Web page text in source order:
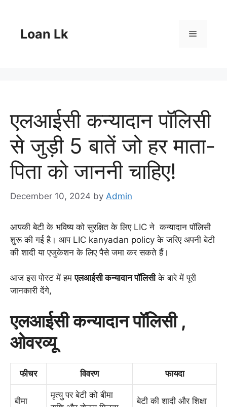
contentLoan Lk Menu
एलआईसी कन्यादान पॉलिसी
से जुड़ी 5 बातें जो हर माता-
पिता को जाननी चाहिए!
December 10, 2024 by Admin
आपकी बेटी के भविष्य को सुरक्षित के लिए LIC ने कन्यादान पॉलिसी
शुरू की गई है। आप LIC kanyadan policy के जरिए अपनी बेटी
की शादी या एजुकेशन के लिए पैसे जमा कर सकते हैं।
आज इस पोस्ट में हमएलआईसी कन्यादान पॉलिसीके बारे में पूरी
जानकारी देंगे,
एलआईसी कन्यादान पॉलिसी ,
ओवरव्यू
फीचर विवरण फायदा
बीमा
मृत्यु पर बेटी को बीमा
बेटी की शादी और शिक्षा